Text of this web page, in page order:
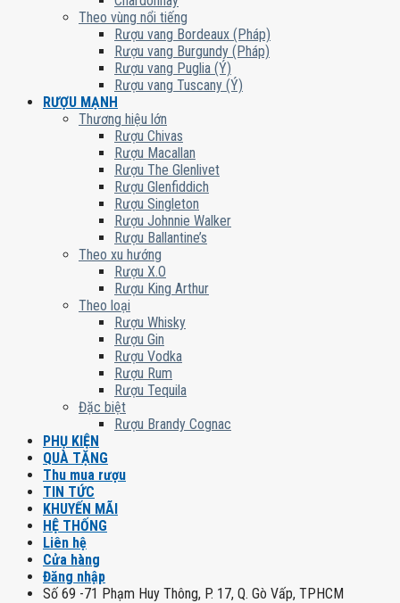
Theo vùng nổi tiếng
Rượu vang Bordeaux (Pháp)
Rượu vang Burgundy (Pháp)
Rượu vang Puglia (Ý)
Rượu vang Tuscany (Ý)
RƯỢU MẠNH
Thương hiệu lớn
Rượu Chivas
Rượu Macallan
Rượu The Glenlivet
Rượu Glenfiddich
Rượu Singleton
Rượu Johnnie Walker
Rượu Ballantine’s
Theo xu hướng
Rượu X.O
Rượu King Arthur
Theo loại
Rượu Whisky
Rượu Gin
Rượu Vodka
Rượu Rum
Rượu Tequila
Đặc biệt
Rượu Brandy Cognac
PHỤ KIỆN
QUÀ TẶNG
Thu mua rượu
TIN TỨC
KHUYẾN MÃI
HỆ THỐNG
Liên hệ
Cửa hàng
Đăng nhập
Số 69 -71 Phạm Huy Thông, P. 17, Q. Gò Vấp, TPHCM